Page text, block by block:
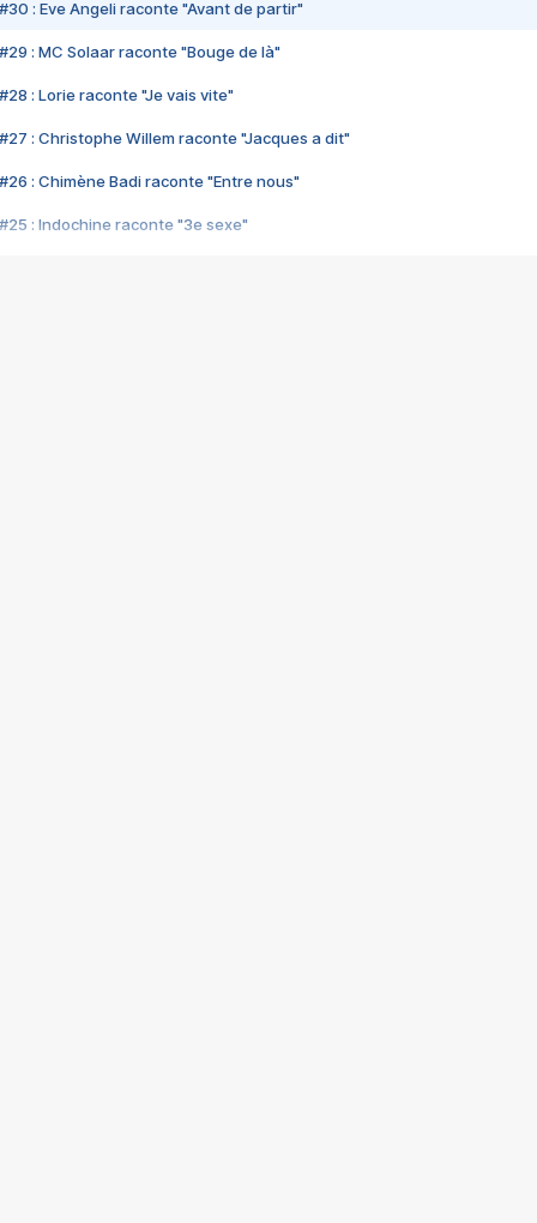
#30 : Eve Angeli raconte "Avant de partir"
#29 : MC Solaar raconte "Bouge de là"
#28 : Lorie raconte "Je vais vite"
#27 : Christophe Willem raconte "Jacques a dit"
#26 : Chimène Badi raconte "Entre nous"
#25 : Indochine raconte "3e sexe"